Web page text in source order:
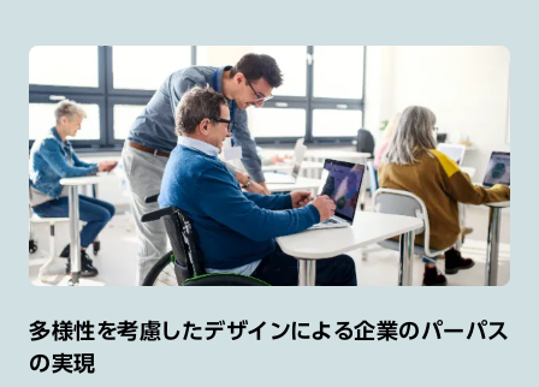
多様性を考慮したデザインによる企業のパーパス
の実現